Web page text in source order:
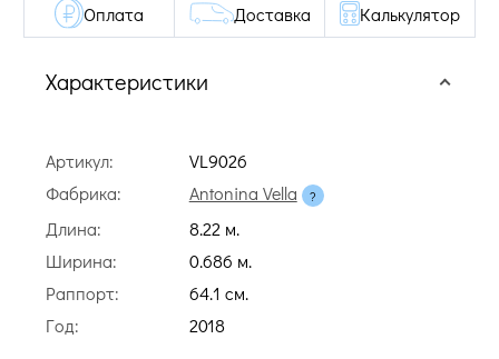
Характеристики
Артикул:
VL9026
Фабрика:
Antonina Vella
Длина:
8.22 м.
Ширина:
0.686 м.
Раппорт:
64.1 cм.
Год:
2018
Оплата Доставка Калькулятор